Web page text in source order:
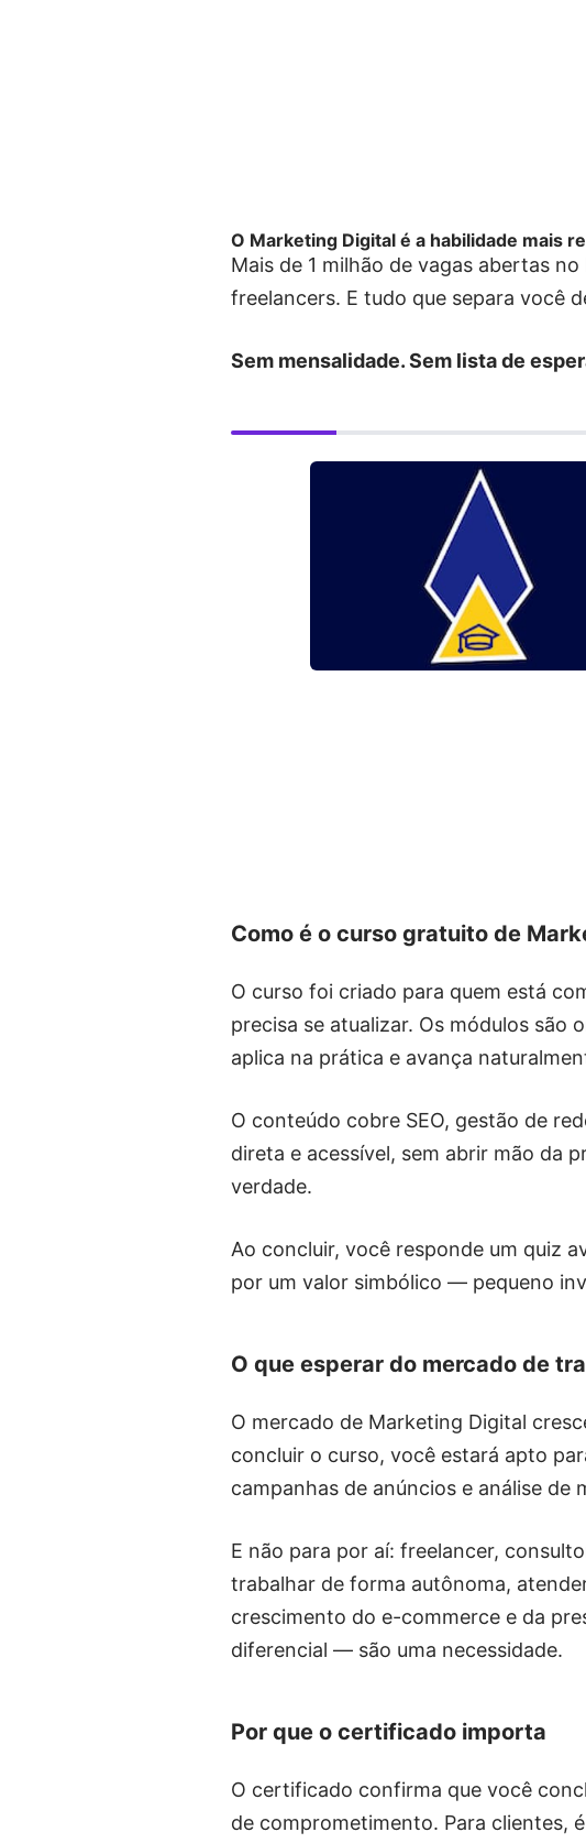
O Marketing Digital é a habilidade mais
Mais de 1 milhão de vagas abertas
freelancers. E tudo que separa você
Sem mensalidade. Sem lista de
Como é o curso gratuito de
O curso foi criado para quem está
precisa se atualizar. Os módulos são
aplica na prática e avança
O conteúdo cobre SEO, gestão de
direta e acessível, sem abrir mão da
verdade.
Ao concluir, você responde um quiz
por um valor simbólico — pequeno
O que esperar do mercado de
O mercado de Marketing Digital
concluir o curso, você estará apto
campanhas de anúncios e análise
E não para por aí: freelancer,
trabalhar de forma autônoma,
crescimento do e-commerce e da
diferencial — são uma necessidade.
Por que o certificado importa
O certificado confirma que você
de comprometimento. Para clientes,